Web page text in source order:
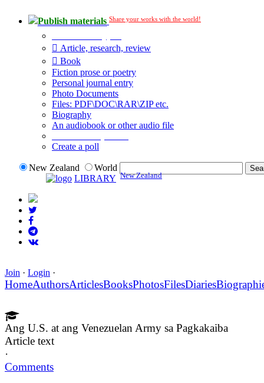
Publish materials Share your works with the world!
Article, research, review
Book
Fiction prose or poetry
Personal journal entry
Photo Documents
Files: PDF\DOC\RAR\ZIP etc.
Biography
An audiobook or other audio file
Create a poll
New Zealand
World
LIBRARY New Zealand
Join · Login ·
HomeAuthorsArticlesBooksPhotosFilesDiaries
Ang U.S. at ang Venezuelan Army sa Pagkakaiba
Article text
·
Comments